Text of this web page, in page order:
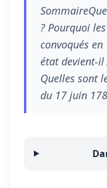
? Pourquoi
convoqués
état devient-il
Quelles sont
du 17 juin